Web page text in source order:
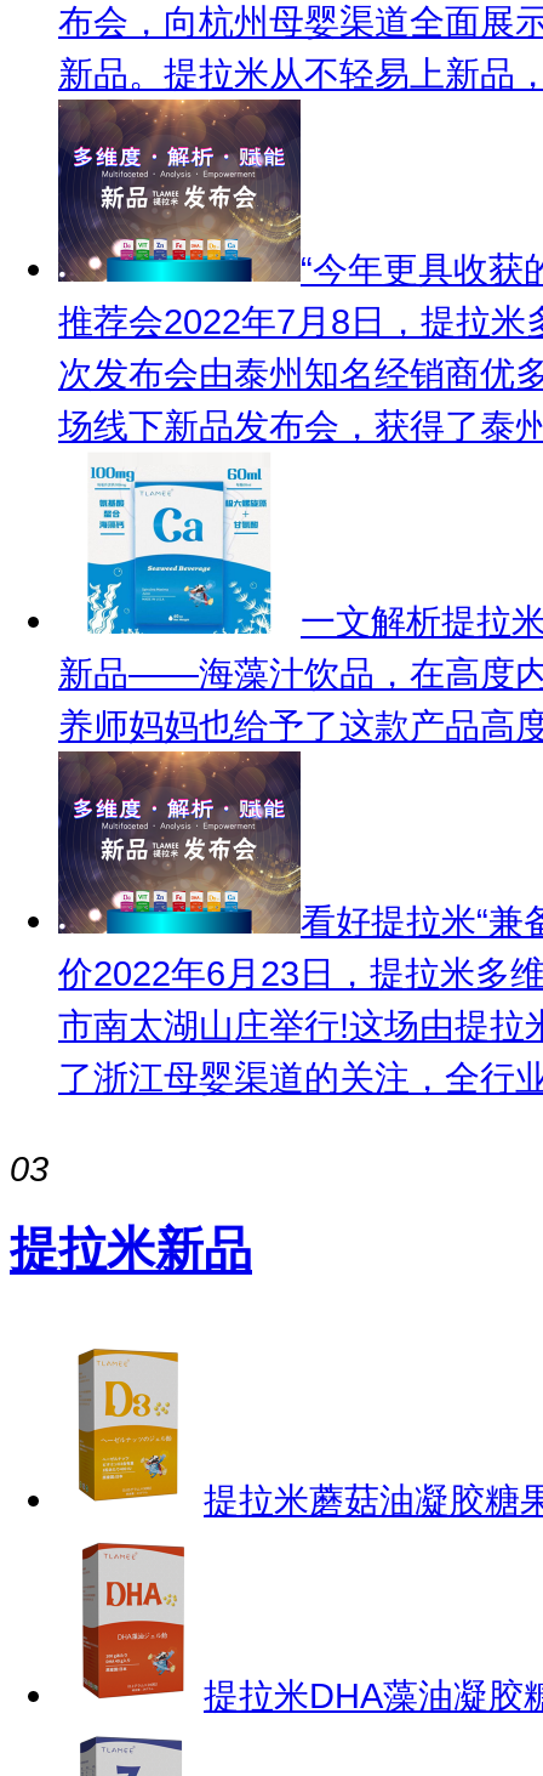
布会，向杭州母婴渠道全面展
新品。提拉米从不轻易上新品
“今年更具收获
推荐会2022年7月8日，提拉
次发布会由泰州知名经销商优
场线下新品发布会，获得了泰
一文解析提拉
新品——海藻汁饮品，在高度
养师妈妈也给予了这款产品高
看好提拉米“兼
价2022年6月23日，提拉米多
市南太湖山庄举行!这场由提
了浙江母婴渠道的关注，全行
03
提拉米新品
提拉米蘑菇油凝胶糖
提拉米DHA藻油凝胶